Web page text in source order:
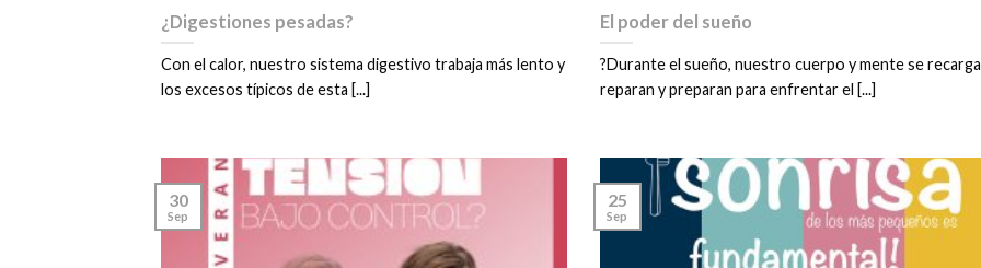
¿Digestiones pesadas?
Con el calor, nuestro sistema digestivo trabaja más lento y
los excesos típicos de esta [...]
El poder del sueño
?Durante el sueño, nuestro cuerpo y mente se
reparan y preparan para enfrentar el [...]
30
Sep
25
Sep